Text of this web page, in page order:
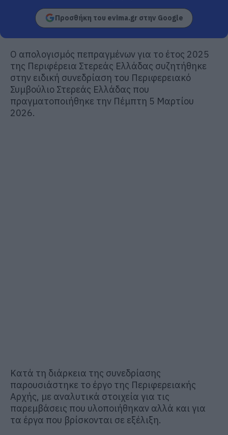
Προσθήκη του evima.gr στην Google
Ο απολογισμός πεπραγμένων για το έτος 2025
της Περιφέρεια Στερεάς Ελλάδας συζητήθηκε
στην ειδική συνεδρίαση του Περιφερειακό
Συμβούλιο Στερεάς Ελλάδας που
πραγματοποιήθηκε την Πέμπτη 5 Μαρτίου
2026.
Κατά τη διάρκεια της συνεδρίασης
παρουσιάστηκε το έργο της Περιφερειακής
Αρχής, με αναλυτικά στοιχεία για τις
παρεμβάσεις που υλοποιήθηκαν αλλά και για
τα έργα που βρίσκονται σε εξέλιξη.